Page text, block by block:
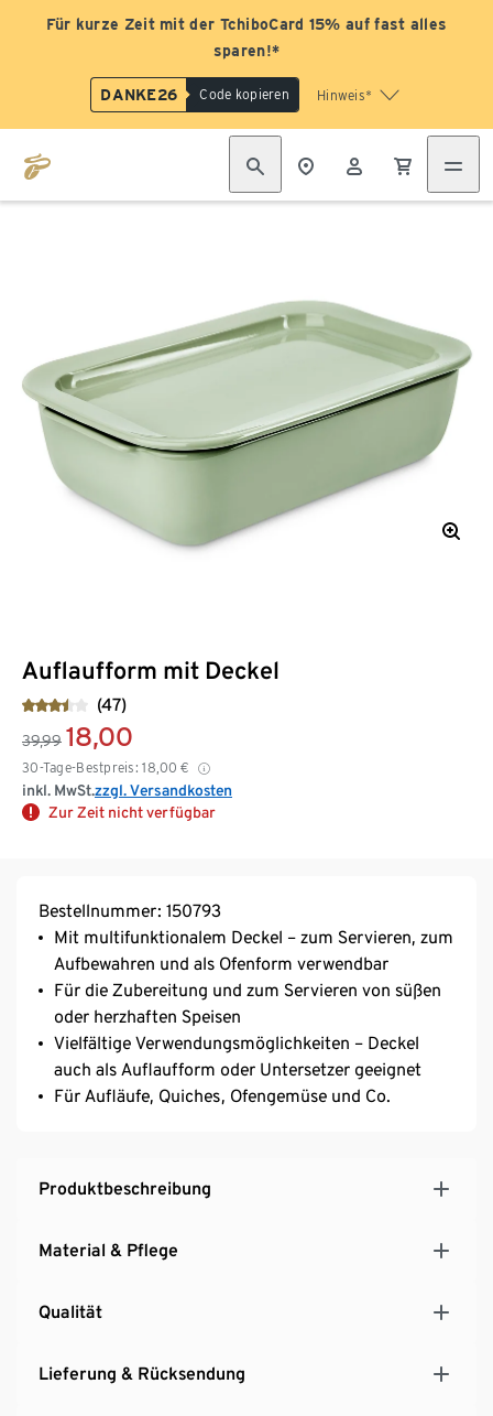
Für kurze Zeit mit der TchiboCard 15% auf fast alles
sparen!*
DANKE26 Code kopieren Hinweis*
Auflaufform mit Deckel
(47)
39,99 18,00
30-Tage-Bestpreis: 18,00 €
inkl. MwSt.zzgl. Versandkosten
Zur Zeit nicht verfügbar
Bestellnummer: 150793
Mit multifunktionalem Deckel – zum Servieren, zum
Aufbewahren und als Ofenform verwendbar
Für die Zubereitung und zum Servieren von süßen
oder herzhaften Speisen
Vielfältige Verwendungsmöglichkeiten – Deckel
auch als Auflaufform oder Untersetzer geeignet
Für Aufläufe, Quiches, Ofengemüse und Co.
Produktbeschreibung
Material & Pflege
Qualität
Lieferung & Rücksendung